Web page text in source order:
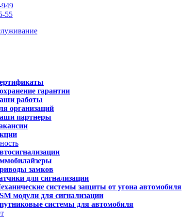
55
гарантии
работы
организаций
партнеры
замков
для сигнализации
системы защиты от угона автомобиля
модули для сигнализации
системы для автомобиля